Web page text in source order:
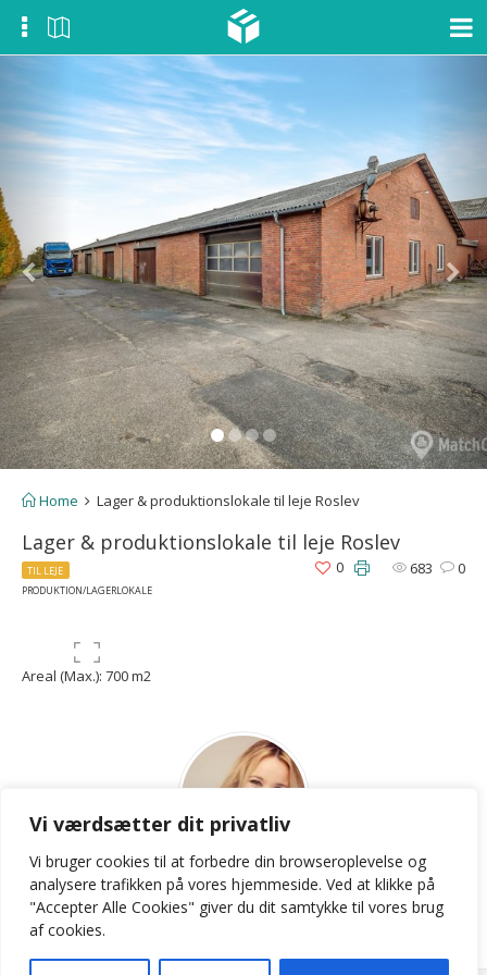
Vi værdsætter dit privatliv
Vi bruger cookies til at forbedre din browseroplevelse og
analysere trafikken på vores hjemmeside. Ved at klikke på
"Accepter Alle Cookies" giver du dit samtykke til vores brug
af cookies.
Home Lager & produktionslokale til leje Roslev
Lager & produktionslokale til leje Roslev
TIL LEJE
PRODUKTION/LAGERLOKALE
683 0
0
Areal (Max.): 700 m2
LKB
Contact Agent